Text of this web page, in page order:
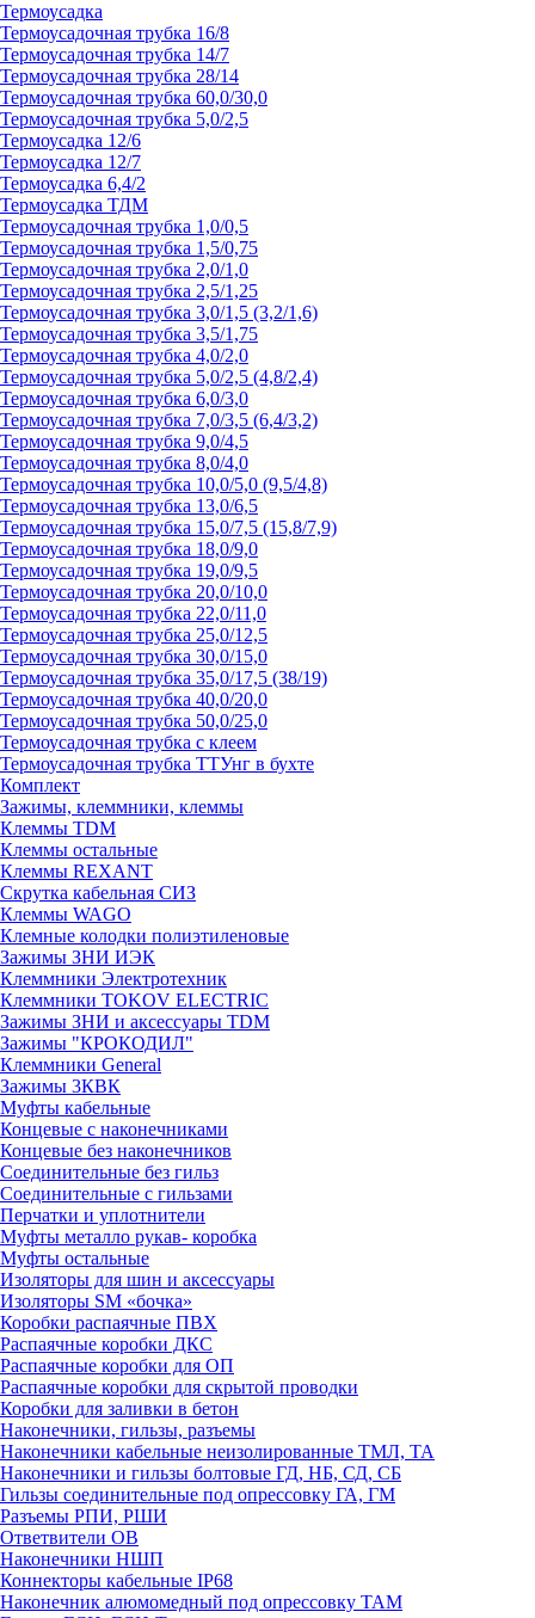
Термоусадка
Термоусадочная трубка 16/8
Термоусадочная трубка 14/7
Термоусадочная трубка 28/14
Термоусадочная трубка 60,0/30,0
Термоусадочная трубка 5,0/2,5
Термоусадка 12/6
Термоусадка 12/7
Термоусадка 6,4/2
Термоусадка ТДМ
Термоусадочная трубка 1,0/0,5
Термоусадочная трубка 1,5/0,75
Термоусадочная трубка 2,0/1,0
Термоусадочная трубка 2,5/1,25
Термоусадочная трубка 3,0/1,5 (3,2/1,6)
Термоусадочная трубка 3,5/1,75
Термоусадочная трубка 4,0/2,0
Термоусадочная трубка 5,0/2,5 (4,8/2,4)
Термоусадочная трубка 6,0/3,0
Термоусадочная трубка 7,0/3,5 (6,4/3,2)
Термоусадочная трубка 9,0/4,5
Термоусадочная трубка 8,0/4,0
Термоусадочная трубка 10,0/5,0 (9,5/4,8)
Термоусадочная трубка 13,0/6,5
Термоусадочная трубка 15,0/7,5 (15,8/7,9)
Термоусадочная трубка 18,0/9,0
Термоусадочная трубка 19,0/9,5
Термоусадочная трубка 20,0/10,0
Термоусадочная трубка 22,0/11,0
Термоусадочная трубка 25,0/12,5
Термоусадочная трубка 30,0/15,0
Термоусадочная трубка 35,0/17,5 (38/19)
Термоусадочная трубка 40,0/20,0
Термоусадочная трубка 50,0/25,0
Термоусадочная трубка с клеем
Термоусадочная трубка ТТУнг в бухте
Комплект
Зажимы, клеммники, клеммы
Клеммы TDM
Клеммы остальные
Клеммы REXANT
Скрутка кабельная СИЗ
Клеммы WAGO
Клемные колодки полиэтиленовые
Зажимы ЗНИ ИЭК
Клеммники Электротехник
Клеммники TOKOV ELECTRIC
Зажимы ЗНИ и аксессуары TDM
Зажимы "КРОКОДИЛ"
Клеммники General
Зажимы 3КВК
Муфты кабельные
Концевые с наконечниками
Концевые без наконечников
Соединительные без гильз
Соединительные с гильзами
Перчатки и уплотнители
Муфты металло рукав- коробка
Муфты остальные
Изоляторы для шин и аксессуары
Изоляторы SM «бочка»
Коробки распаячные ПВХ
Распаячные коробки ДКС
Распаячные коробки для ОП
Распаячные коробки для скрытой проводки
Коробки для заливки в бетон
Наконечники, гильзы, разъемы
Наконечники кабельные неизолированные ТМЛ, ТА
Наконечники и гильзы болтовые ГД, НБ, СД, СБ
Гильзы соединительные под опрессовку ГА, ГМ
Разъемы РПИ, РШИ
Ответвители ОВ
Наконечники НШП
Коннекторы кабельные IP68
Наконечник алюмомедный под опрессовку ТАМ